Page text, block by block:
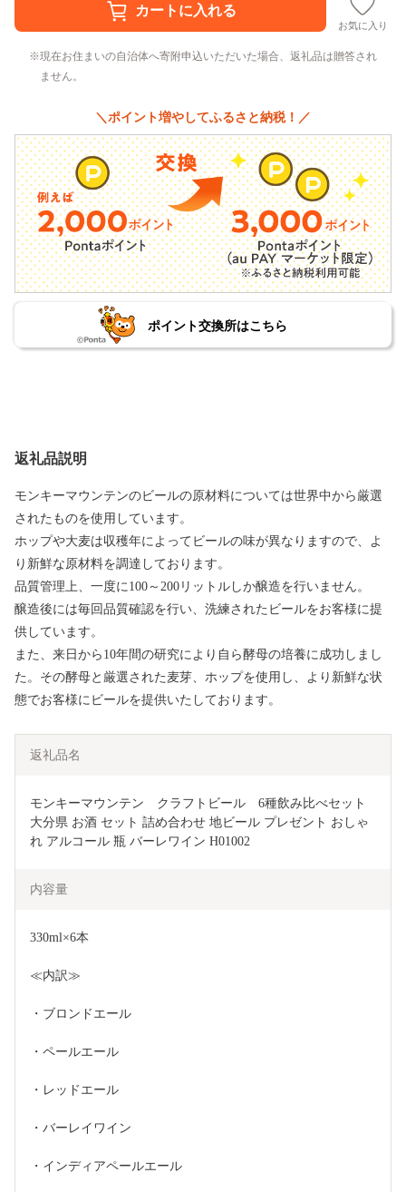
お気に入り
現在お住まいの自治体へ寄附申込いただいた場合、返礼品は贈答され
ません。
＼ポイント増やしてふるさと納税！／
ポイント交換所はこちら
返礼品説明
モンキーマウンテンのビールの原材料については世界中から厳選
されたものを使用しています。
ホップや大麦は収穫年によってビールの味が異なりますので、よ
り新鮮な原材料を調達しております。
品質管理上、一度に100～200リットルしか醸造を行いません。
醸造後には毎回品質確認を行い、洗練されたビールをお客様に提
供しています。
また、来日から10年間の研究により自ら酵母の培養に成功しまし
た。その酵母と厳選された麦芽、ホップを使用し、より新鮮な状
態でお客様にビールを提供いたしております。
返礼品名
モンキーマウンテン　クラフトビール　6種飲み比べセット
大分県 お酒 セット 詰め合わせ 地ビール プレゼント おしゃ
れ アルコール 瓶 バーレワイン H01002
内容量
330ml×6本
≪内訳≫
・ブロンドエール
・ペールエール
・レッドエール
・バーレイワイン
・インディアペールエール